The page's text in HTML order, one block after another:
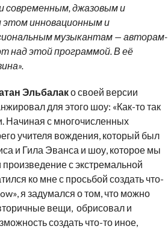
современным, джазовым и
этом инновационным и
музыкантам — авторам-
над этой программой. В её
Эльбалако своей версии
для этого шоу: «Как-то так
Начиная с многочисленных
учителя вождения, который был
и Гила Эванса и шоу, которое мы
с экстремальной
ко мне с просьбой создать что-
я задумался о том, что можно
вещи, обрисовал и
создать что-то иное,